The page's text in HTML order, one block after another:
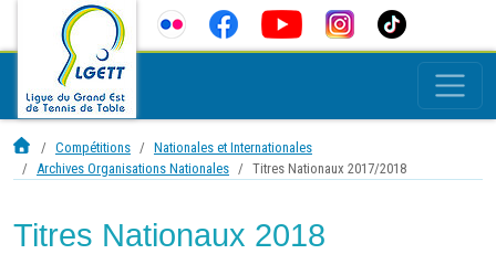
Compétitions
Nationales et Internationales
Archives Organisations Nationales
Titres Nationaux 2017/2018
Titres Nationaux 2018